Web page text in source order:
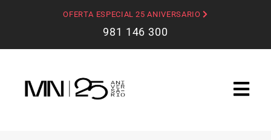
OFERTA ESPECIAL 25 ANIVERSARIO
981 146 300